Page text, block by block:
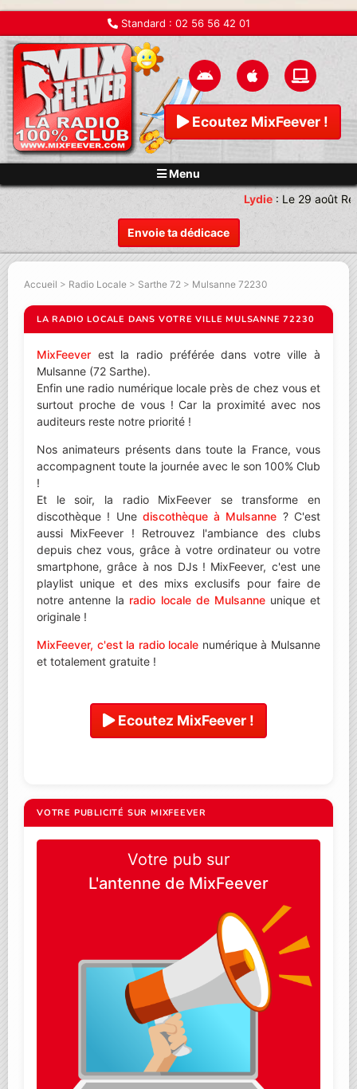
Standard : 02 56 56 42 01
Ecoutez MixFeever !
Menu
Envoie ta dédicace
Lydie:Le 29 août
Accueil > Radio Locale > Sarthe 72 > Mulsanne 72230
LA RADIO LOCALE DANS VOTRE VILLE MULSANNE 72230
MixFeever est la radio préférée dans votre ville à
Mulsanne (72 Sarthe).
Enfin une radio numérique locale près de chez vous et
surtout proche de vous ! Car la proximité avec nos
auditeurs reste notre priorité !
Nos animateurs présents dans toute la France, vous
accompagnent toute la journée avec le son 100% Club
!
Et le soir, la radio MixFeever se transforme en
discothèque ! Une discothèque à Mulsanne ? C'est
aussi MixFeever ! Retrouvez l'ambiance des clubs
depuis chez vous, grâce à votre ordinateur ou votre
smartphone, grâce à nos DJs ! MixFeever, c'est une
playlist unique et des mixs exclusifs pour faire de
notre antenne la radio locale de Mulsanneunique et
originale !
MixFeever, c'est la radio locale numérique à Mulsanne
et totalement gratuite !
Ecoutez MixFeever !
VOTRE PUBLICITÉ SUR MIXFEEVER
Votre pub sur
L'antenne de MixFeever